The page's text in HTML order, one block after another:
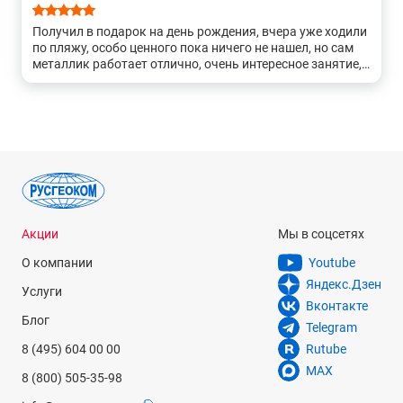
от различных типов грунта.
Полупрофессиональный классметаллоискателей
отличается способностью точной идентификации типа
металла, размера объекта, а также возможностью
настраиваются на условия поиска, выдают много
информации
не только отличить цветной металл от чёрного, но и
предположить, какой именно металл вы нашли.
Отдельно можно выделить:
металлоискатели, предназначенные для
поиска на глубине до 3 метров и даже более;
Подводные, позволяющие вести поиск металла на дне
водоёмов;
Получил в подарок на день рождения, вчера уже ходили
по пляжу, особо ценного пока ничего не нашел, но сам
металлик работает отлично, очень интересное занятие,
к покупке рекомендую!
Акции
О компании
Услуги
Блог
8 (495) 604 00 00
8 (800) 505-35-98
Мы в соцсетях
Youtube
Яндекс.Дзен
Вконтакте
Telegram
Rutube
MAX